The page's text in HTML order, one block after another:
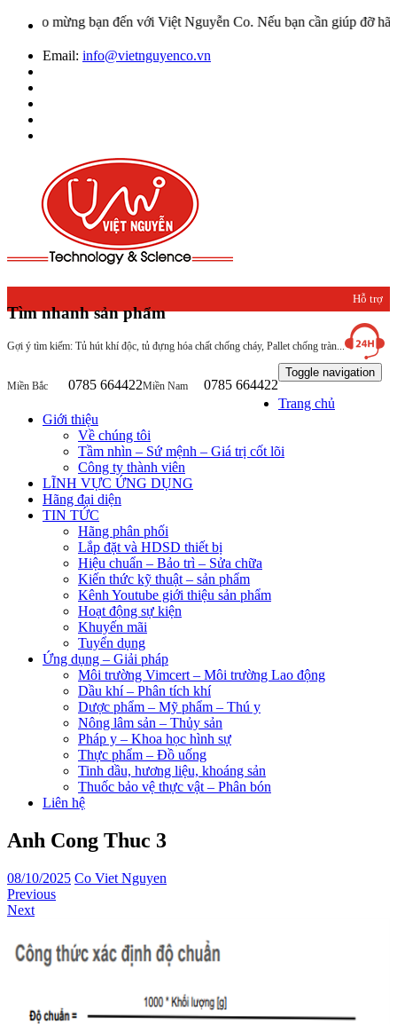
mừng bạn đến với Việt Nguyễn Co. Nếu bạn cần giúp đỡ hãy
Email: info@vietnguyenco.vn
Tìm nhanh sản phẩm
Gợi ý tìm kiếm: Tủ hút khí độc, tủ đựng hóa chất chống cháy, Pallet chống tràn...
Hỗ trợ
khách
hàng
Miền Bắc 0785 664422Miền Nam 0785 664422
Toggle navigation
Trang chủ
Giới thiệu
Về chúng tôi
Tầm nhìn – Sứ mệnh – Giá trị cốt lõi
Công ty thành viên
LĨNH VỰC ỨNG DỤNG
Hãng đại diện
TIN TỨC
Hãng phân phối
Lắp đặt và HDSD thiết bị
Hiệu chuẩn – Bảo trì – Sửa chữa
Kiến thức kỹ thuật – sản phẩm
Kênh Youtube giới thiệu sản phẩm
Hoạt động sự kiện
Khuyến mãi
Tuyển dụng
Ứng dụng – Giải pháp
Môi trường Vimcert – Môi trường Lao động
Dầu khí – Phân tích khí
Dược phẩm – Mỹ phẩm – Thú y
Nông lâm sản – Thủy sản
Pháp y – Khoa học hình sự
Thực phẩm – Đồ uống
Tinh dầu, hương liệu, khoáng sản
Thuốc bảo vệ thực vật – Phân bón
Liên hệ
Anh Cong Thuc 3
08/10/2025 Co Viet Nguyen
Previous
Next